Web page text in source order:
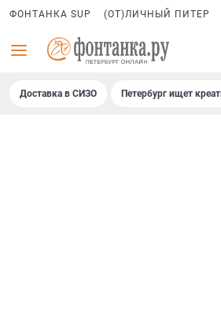
ФОНТАНКА SUP (ОТ)ЛИЧНЫЙ ПИТЕР
Доставка в СИЗО Петербург ищет